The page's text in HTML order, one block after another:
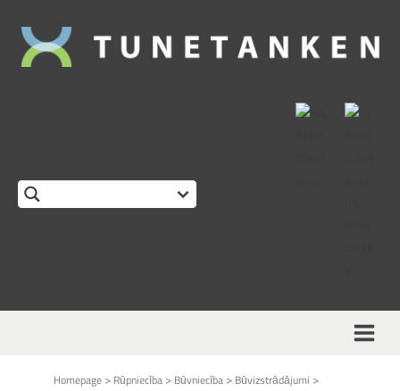
Homepage > Rūpniecība > Būvniecība > Būvizstrādājumi >
This form is temporarily unavailable.